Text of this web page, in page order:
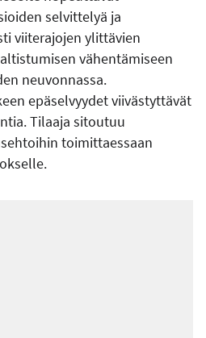
selvittelyä ja
viiterajojen ylittävien
vähentämiseen
neuvonnassa.
epäselvyydet viivästyttävät
Tilaaja sitoutuu
toimittaessaan